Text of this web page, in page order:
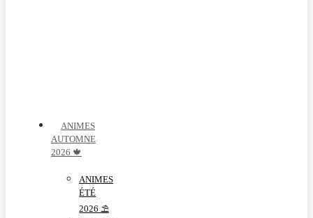
ANIMES
AUTOMNE
2026 🍁
ANIMES
ÉTÉ
2026 ⛱️